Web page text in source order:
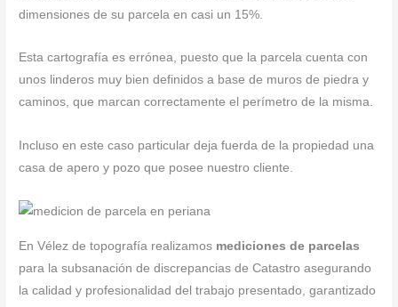
dimensiones de su parcela en casi un 15%.
Esta cartografía es errónea, puesto que la parcela cuenta con
unos linderos muy bien definidos a base de muros de piedra y
caminos, que marcan correctamente el perímetro de la misma.
Incluso en este caso particular deja fuerda de la propiedad una
casa de apero y pozo que posee nuestro cliente.
En Vélez de topografía realizamos mediciones de parcelas
para la subsanación de discrepancias de Catastro asegurando
la calidad y profesionalidad del trabajo presentado, garantizado